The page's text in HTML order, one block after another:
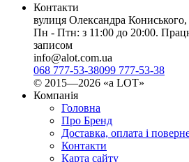
Контакти
вулиця Олександра
Пн - Птн: з 11:00 до 20:00.
записом
info@alot.com.ua
068 777-53-38099 777-53-38
© 2015—2026 «а LOT»
Компанія
Головна
Про Бренд
Доставка, оплата і
Контакти
Карта сайту